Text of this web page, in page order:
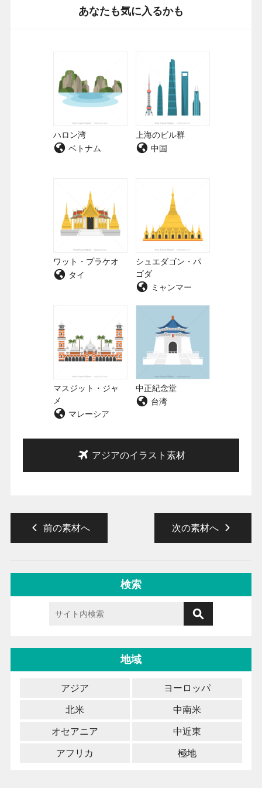
あなたも気に入るかも
ハロン湾
ベトナム
上海のビル群
中国
ワット・プラケオ
タイ
シュエダゴン・パ
ゴダ
ミャンマー
マスジット・ジャ
メ
マレーシア
中正紀念堂
台湾
アジアのイラスト素材
前の素材へ 次の素材へ
検索
地域
アジア ヨーロッパ
北米 中南米
オセアニア 中近東
アフリカ 極地